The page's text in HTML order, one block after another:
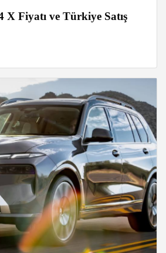
X Fiyatı ve Türkiye Satış